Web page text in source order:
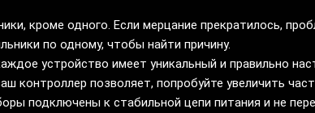
кроме одного. Если мерцание прекратилось,
по одному, чтобы найти причину.
устройство имеет уникальный и правильно
контроллер позволяет, попробуйте увеличить
подключены к стабильной цепи питания и не